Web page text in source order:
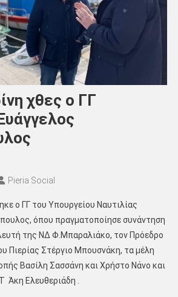
χθες ο ΓΓ
Pieria Social
ο ΓΓ του Υπουργείου Ναυτιλίας
όπου πραγματοποίησε συνάντηση
της ΝΔ Φ.Μπαραλιάκο, τον Πρόεδρο
Πιερίας Στέργιο Μπουσνάκη, τα μέλη
Βασίλη Σασσάνη και Χρήστο Νάνο και
Άκη Ελευθεριάδη .